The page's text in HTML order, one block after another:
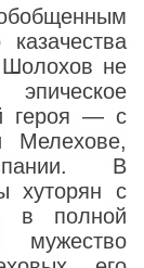
Шолохов не
героя — с
Мелехове,
В
хуторян с
в полной